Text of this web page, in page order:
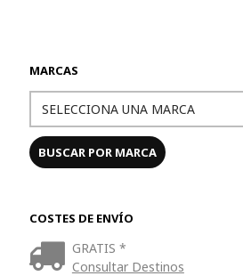
MARCAS
COSTES DE ENVÍO
GRATIS *
Consultar Destinos